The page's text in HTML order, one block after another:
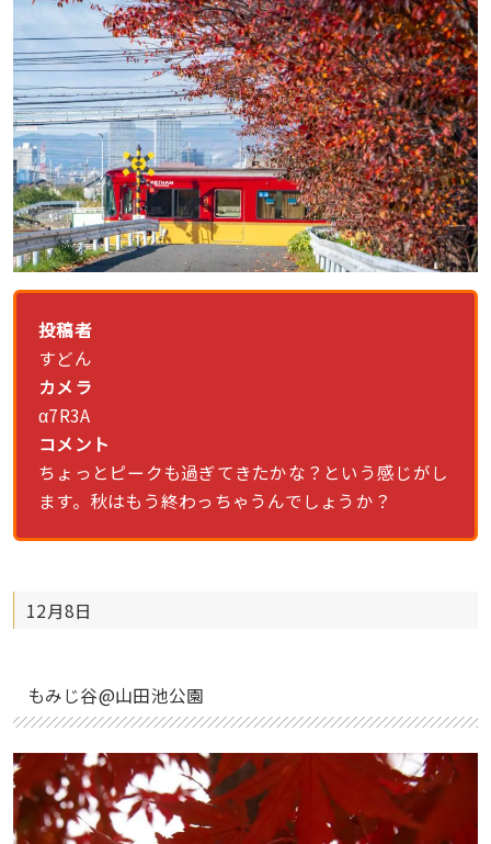
投稿者
すどん
カメラ
α7R3A
コメント
ちょっとピークも過ぎてきたかな？という感じがし
ます。秋はもう終わっちゃうんでしょうか？
12月8日
もみじ谷@山田池公園